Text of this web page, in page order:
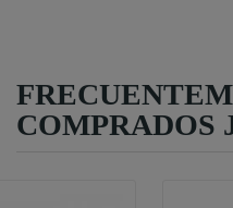
COMPRADOS